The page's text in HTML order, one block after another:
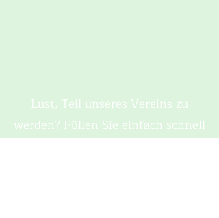
Lust, Teil unseres Vereins zu
werden? Füllen Sie einfach schnell